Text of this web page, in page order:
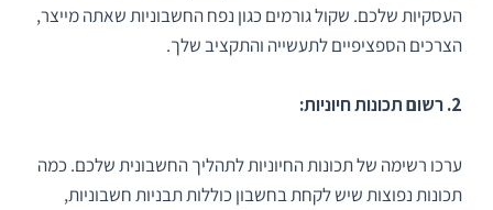
העסקיות שלכם. שקול גורמים כגון נפח החשבוניות שאתה מייצר,
הצרכים הספציפיים לתעשייה והתקציב שלך.
2. רשום תכונות חיוניות:
ערכו רשימה של תכונות החיוניות לתהליך החשבונית שלכם. כמה
תכונות נפוצות שיש לקחת בחשבון כוללות תבניות חשבוניות,